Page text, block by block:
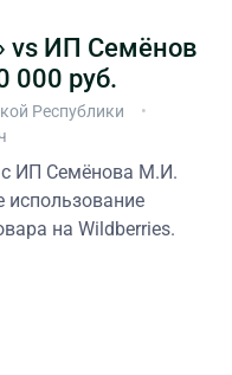
vs ИП Семёнов
000 руб.
Республики
ИП Семёнова М.И.
использование
на Wildberries.